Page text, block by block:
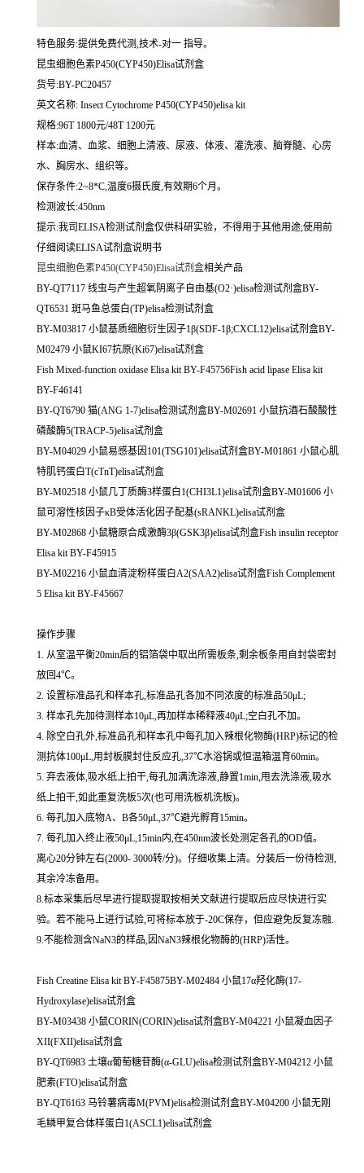
特色服务:提供免费代测,技术-对一 指导。
昆虫细胞色素P450(CYP450)Elisa试剂盒
货号:BY-PC20457
英文名称: Insect Cytochrome P450(CYP450)elisa kit
规格:96T 1800元/48T 1200元
样本:血清、血浆、细胞上清液、尿液、体液、灌洗液、脑脊髓、心房
水、胸房水、组织等。
保存条件:2~8*C,温度6摄氏度,有效期6个月。
检测波长:450nm
提示:我司ELISA检测试剂盒仅供科研实验，不得用于其他用途;使用前
仔细阅读ELISA试剂盒说明书
昆虫细胞色素P450(CYP450)Elisa试剂盒相关产品
BY-QT7117 线虫与产生超氧阴离子自由基(O2·)elisa检测试剂盒BY-
QT6531 斑马鱼总蛋白(TP)elisa检测试剂盒
BY-M03817 小鼠基质细胞衍生因子1β(SDF-1β;CXCL12)elisa试剂盒BY-
M02479 小鼠KI67抗原(Ki67)elisa试剂盒
Fish Mixed-function oxidase Elisa kit BY-F45756Fish acid lipase Elisa kit
BY-F46141
BY-QT6790 猫(ANG 1-7)elisa检测试剂盒BY-M02691 小鼠抗酒石酸酸性
磷酸酶5(TRACP-5)elisa试剂盒
BY-M04029 小鼠易感基因101(TSG101)elisa试剂盒BY-M01861 小鼠心肌
特肌钙蛋白T(cTnT)elisa试剂盒
BY-M02518 小鼠几丁质酶3样蛋白1(CHI3L1)elisa试剂盒BY-M01606 小
鼠可溶性核因子κB受体活化因子配基(sRANKL)elisa试剂盒
BY-M02868 小鼠糖原合成激酶3β(GSK3β)elisa试剂盒Fish insulin receptor
Elisa kit BY-F45915
BY-M02216 小鼠血清淀粉样蛋白A2(SAA2)elisa试剂盒Fish Complement
5 Elisa kit BY-F45667
操作步骤
1. 从室温平衡20min后的铝箔袋中取出所需板条,剩余板条用自封袋密封
放回4℃。
2. 设置标准品孔和样本孔,标准品孔各加不同浓度的标准品50μL;
3. 样本孔先加待测样本10μL,再加样本稀释液40μL;空白孔不加。
4. 除空白孔外,标准品孔和样本孔中每孔加入辣根化物酶(HRP)标记的检
测抗体100μL,用封板膜封住反应孔,37℃水浴锅或恒温箱温育60min。
5. 弃去液体,吸水纸上拍干,每孔加满洗涤液,静置1min,甩去洗涤液,吸水
纸上拍干,如此重复洗板5次(也可用洗板机洗板)。
6. 每孔加入底物A、B各50μL,37℃避光孵育15min。
7. 每孔加入终止液50μL,15min内,在450nm波长处测定各孔的OD值。
离心20分钟左右(2000- 3000转/分)。仔细收集上清。分装后一份待检测,
其余冷冻备用。
8.标本采集后尽早进行提取提取按相关文献进行提取后应尽快进行实
验。若不能马上进行试验,可将标本放于-20C保存，但应避免反复冻融.
9.不能检测含NaN3的样品,因NaN3辣根化物酶的(HRP)活性。
Fish Creatine Elisa kit BY-F45875BY-M02484 小鼠17α羟化酶(17-
Hydroxylase)elisa试剂盒
BY-M03438 小鼠CORIN(CORIN)elisa试剂盒BY-M04221 小鼠凝血因子
XII(FXII)elisa试剂盒
BY-QT6983 土壤α葡萄糖苷酶(α-GLU)elisa检测试剂盒BY-M04212 小鼠
肥素(FTO)elisa试剂盒
BY-QT6163 马铃薯病毒M(PVM)elisa检测试剂盒BY-M04200 小鼠无刚
毛鳞甲复合体样蛋白1(ASCL1)elisa试剂盒